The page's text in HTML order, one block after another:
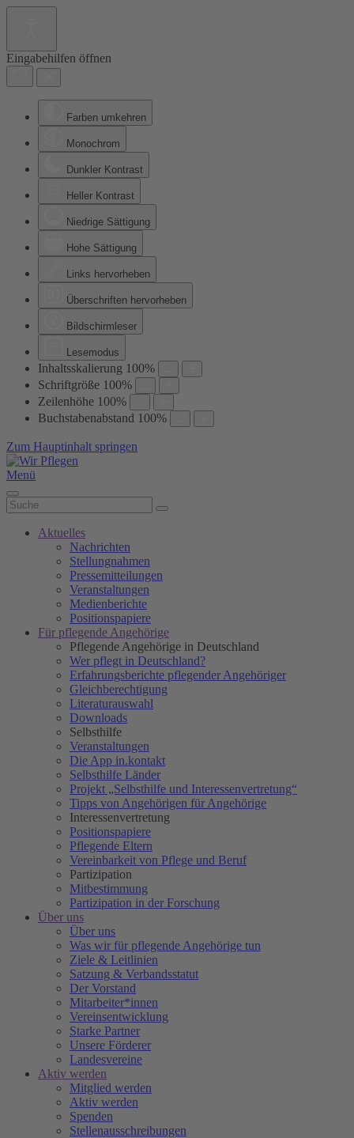
Eingabehilfen öffnen
Farben umkehren
Monochrom
Dunkler Kontrast
Heller Kontrast
Niedrige Sättigung
Hohe Sättigung
Links hervorheben
Überschriften hervorheben
Bildschirmleser
Lesemodus
Inhaltsskalierung 100%
Schriftgröße 100%
Zeilenhöhe 100%
Buchstabenabstand 100%
Zum Hauptinhalt springen
Menü
Aktuelles
Nachrichten
Stellungnahmen
Pressemitteilungen
Veranstaltungen
Medienberichte
Positionspapiere
Für pflegende Angehörige
Pflegende Angehörige in Deutschland
Wer pflegt in Deutschland?
Erfahrungsberichte pflegender Angehöriger
Gleichberechtigung
Literaturauswahl
Downloads
Selbsthilfe
Veranstaltungen
Die App in.kontakt
Selbsthilfe Länder
Projekt „Selbsthilfe und Interessenvertretung“
Tipps von Angehörigen für Angehörige
Interessenvertretung
Positionspapiere
Pflegende Eltern
Vereinbarkeit von Pflege und Beruf
Partizipation
Mitbestimmung
Partizipation in der Forschung
Über uns
Über uns
Was wir für pflegende Angehörige tun
Ziele & Leitlinien
Satzung & Verbandsstatut
Der Vorstand
Mitarbeiter*innen
Vereinsentwicklung
Starke Partner
Unsere Förderer
Landesvereine
Aktiv werden
Mitglied werden
Aktiv werden
Spenden
Stellenausschreibungen